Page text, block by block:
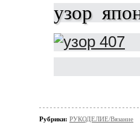
узор
Рубрики: РУКОДЕЛИЕ/Вязание